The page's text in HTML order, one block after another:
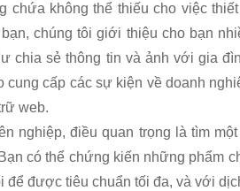
không thể thiếu cho việc
chúng tôi giới thiệu cho bạn
chia sẻ thông tin và ảnh với gia
cấp các sự kiện về doanh
web.
nghiệp, điều quan trọng là tìm
có thể chứng kiến ​​những phẩm
được tiêu chuẩn tối đa, và với